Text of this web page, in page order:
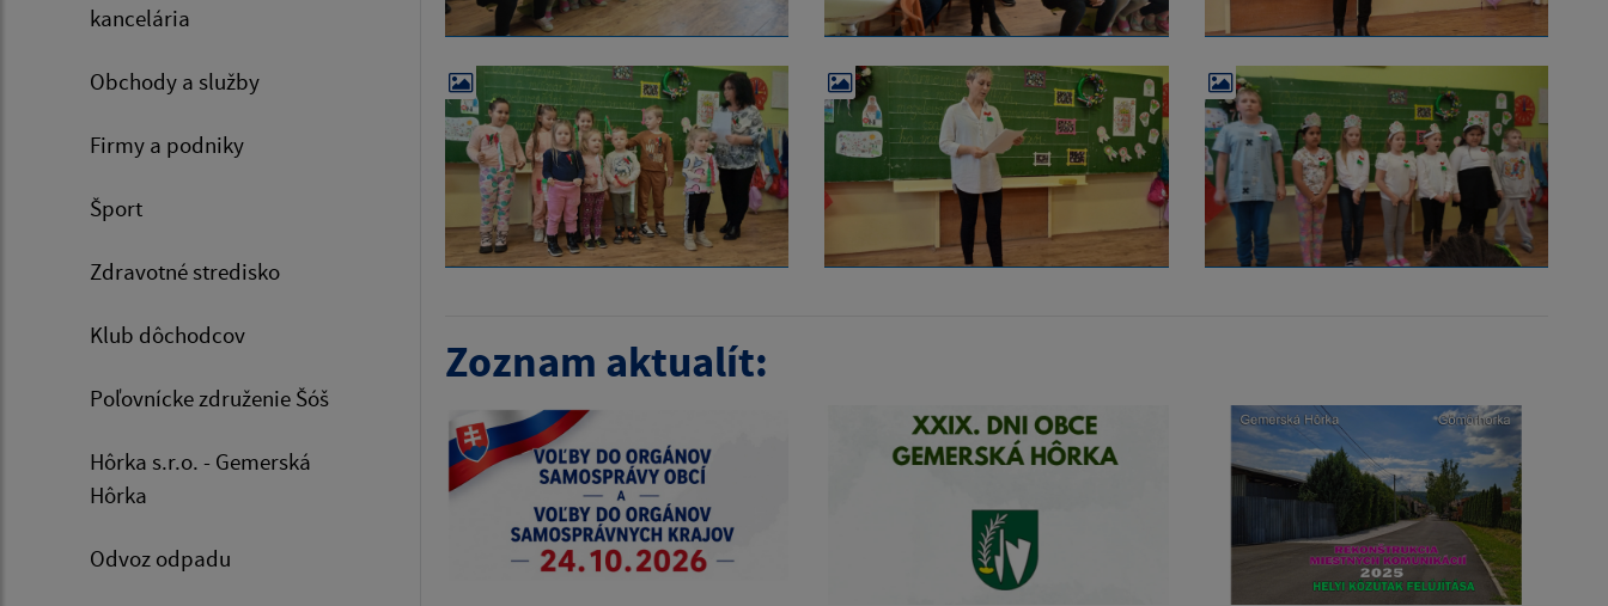
kancelária
Obchody a služby
Firmy a podniky
Šport
Zdravotné stredisko
Klub dôchodcov
Poľovnícke združenie Šóš
Hôrka s.r.o. - Gemerská
Hôrka
Odvoz odpadu
Zoznam aktualít: